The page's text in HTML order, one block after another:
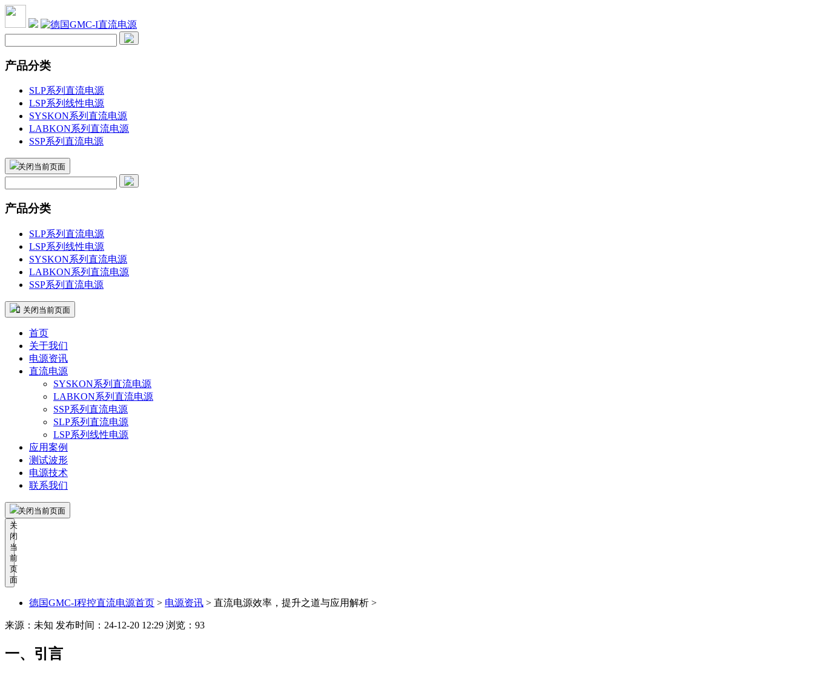
产品分类
SLP系列直流电源
LSP系列线性电源
SYSKON系列直流电源
LABKON系列直流电源
SSP系列直流电源
关闭当前页面
产品分类
SLP系列直流电源
LSP系列线性电源
SYSKON系列直流电源
LABKON系列直流电源
SSP系列直流电源
 关闭当前页面
首页
关于我们
电源资讯
直流电源
SYSKON系列直流电源
LABKON系列直流电源
SSP系列直流电源
SLP系列直流电源
LSP系列线性电源
应用案例
测试波形
电源技术
联系我们
关闭当前页面
关
闭
当
前
页
面
德国GMC-I程控直流电源首页 > 电源资讯 > 直流电源效率，提升之道与应用解析 >
来源：未知 发布时间：24-12-20 12:29 浏览：93
一、引言